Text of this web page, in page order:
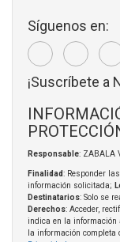
Síguenos en:
¡Suscríbete a
Responsable: ZABALA
Finalidad: Responder
información solicitada;
Destinatarios: Solo se
Derechos: Acceder,
indica en la información
la información completa